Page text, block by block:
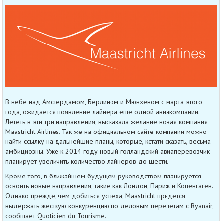
В небе над Амстердамом, Берлином и Мюнхеном с марта этого
года, ожидается появление лайнера еще одной авиакомпании.
Лететь в эти три направления, высказала желание новая компания
Maastricht Airlines. Так же на официальном сайте компании можно
найти ссылку на дальнейшие планы, которые, кстати сказать, весьма
амбициозны. Уже к 2014 году новый голландский авиаперевозчик
планирует увеличить количество лайнеров до шести.
Кроме того, в ближайшем будущем руководством планируется
освоить новые направления, такие как Лондон, Париж и Копенгаген.
Однако прежде, чем добиться успеха, Maastricht придется
выдержать жесткую конкуренцию по деловым перелетам с Ryanair,
сообщает Quotidien du Tourisme.